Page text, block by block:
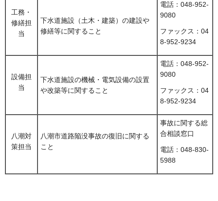
工務・
修繕担
当
下水道施設（土木・建築）の建設や
修繕等に関すること
電話：048-952-
9080
ファックス：04
8-952-9234
設備担
当
下水道施設の機械・電気設備の設置
や改築等に関すること
電話：048-952-
9080
ファックス：04
8-952-9234
八潮対
策担当
八潮市道路陥没事故の復旧に関する
こと
事故に関する総
合相談窓口
電話：048-830-
5988